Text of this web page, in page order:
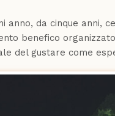
anno, da cinque anni,
benefico
del gustare come